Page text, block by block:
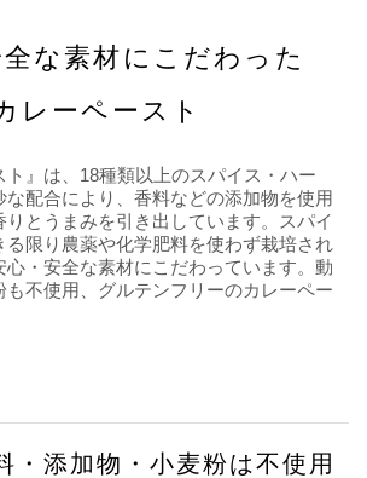
な素材にこだわった
レーペースト
ト』は、18種類以上のスパイス・ハー
な配合により、香料などの添加物を使用
とうまみを引き出しています。スパイ
る限り農薬や化学肥料を使わず栽培され
心・安全な素材にこだわっています。動
不使用、グルテンフリーのカレーペー
・添加物・小麦粉は不使用